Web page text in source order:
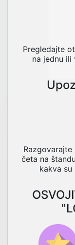
Pregledajte
na jednu ili
četa na
kakva su